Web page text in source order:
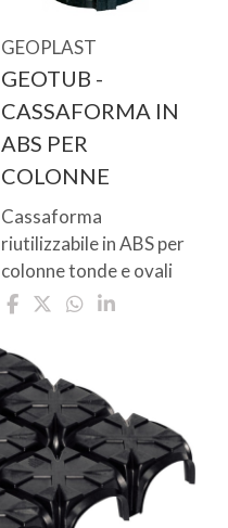
GEOPLAST
GEOTUB -
CASSAFORMA IN
ABS PER
COLONNE
Cassaforma
riutilizzabile in ABS per
colonne tonde e ovali